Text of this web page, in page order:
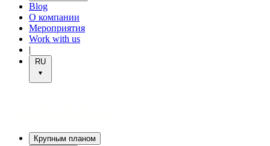
Blog
О компании
Мероприятия
Work with us
|
RU
Крупным планом